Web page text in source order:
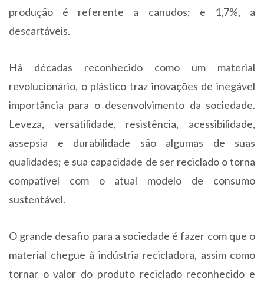
produção é referente a canudos; e 1,7%, a
descartáveis.
Há décadas reconhecido como um material
revolucionário, o plástico traz inovações de inegável
importância para o desenvolvimento da sociedade.
Leveza, versatilidade, resistência, acessibilidade,
assepsia e durabilidade são algumas de suas
qualidades; e sua capacidade de ser reciclado o torna
compatível com o atual modelo de consumo
sustentável.
O grande desafio para a sociedade é fazer com que o
material chegue à indústria recicladora, assim como
tornar o valor do produto reciclado reconhecido e